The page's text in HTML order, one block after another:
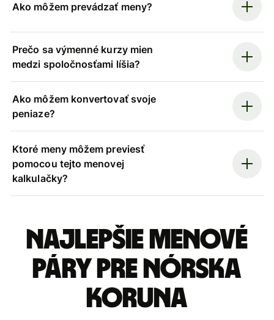
Ako môžem prevádzať meny?
Prečo sa výmenné kurzy mien
medzi spoločnosťami líšia?
Ako môžem konvertovať svoje
peniaze?
Ktoré meny môžem previesť
pomocou tejto menovej
kalkulačky?
Najlepšie menové
páry pre Nórska
koruna